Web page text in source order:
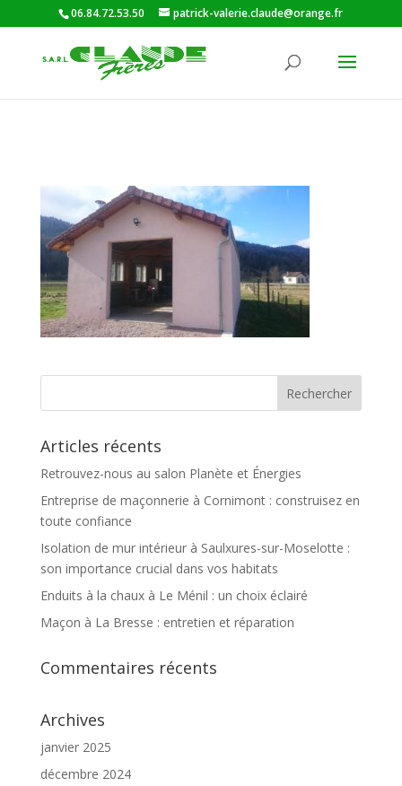
06.84.72.53.50 patrick-valerie.claude@orange.fr
Articles récents
Retrouvez-nous au salon Planète et Énergies
Entreprise de maçonnerie à Cornimont : construisez en
toute confiance
Isolation de mur intérieur à Saulxures-sur-Moselotte :
son importance crucial dans vos habitats
Enduits à la chaux à Le Ménil : un choix éclairé
Maçon à La Bresse : entretien et réparation
Commentaires récents
Archives
janvier 2025
décembre 2024